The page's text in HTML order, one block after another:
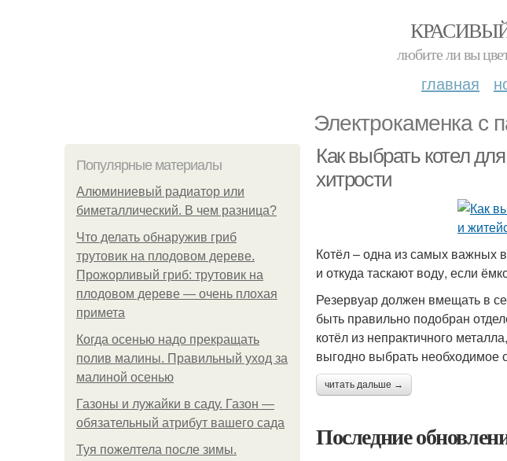
любите ли вы
главная
Электрокаменка с
Популярные материалы
Алюминиевый радиатор или
биметаллический. В чем разница?
Что делать обнаружив гриб
трутовик на плодовом дереве.
Прожорливый гриб: трутовик на
плодовом дереве — очень плохая
примета
Когда осенью надо прекращать
полив малины. Правильный уход за
малиной осенью
Газоны и лужайки в саду. Газон —
обязательный атрибут вашего сада
Туя пожелтела после зимы.
Как выбрать котел
хитрости
Котёл – одна из самых важных
и откуда таскают воду, если
Резервуар должен вмещать в
быть правильно подобран
котёл из непрактичного
выгодно выбрать необходимое
читать дальше →
Последние